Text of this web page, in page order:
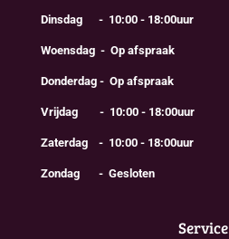
Dinsdag - 10:00 - 18:00uur
Woensdag - Op afspraak
Donderdag - Op afspraak
Vrijdag - 10:00 - 18:00uur
Zaterdag - 10:00 - 18:00uur
Zondag - Gesloten
Service